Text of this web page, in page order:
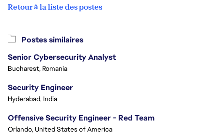
Retour à la liste des postes
Postes similaires
Senior Cybersecurity Analyst
Bucharest, Romania
Security Engineer
Hyderabad, India
Offensive Security Engineer - Red Team
Orlando, United States of America